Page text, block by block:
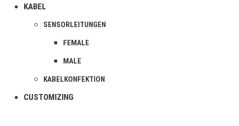
KABEL
SENSORLEITUNGEN
FEMALE
MALE
KABELKONFEKTION
CUSTOMIZING